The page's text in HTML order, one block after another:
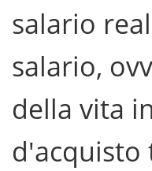
salario
salario,
della vita
d'acquisto